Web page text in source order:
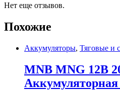
Нет еще отзывов.
Похожие
Аккумуляторы, Тяговые и
MNB MNG 12В
Аккумуляторная